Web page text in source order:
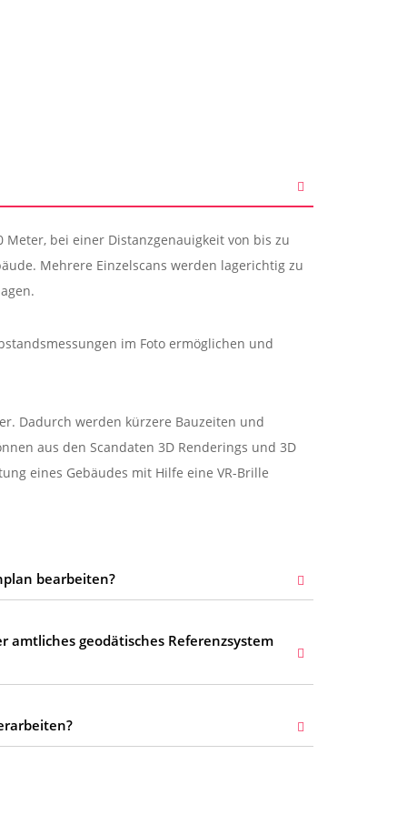
bei einer Distanzgenauigkeit von bis zu
Mehrere Einzelscans werden lagerichtig zu
im Foto ermöglichen und
Dadurch werden kürzere Bauzeiten und
aus den Scandaten 3D Renderings und 3D
eines Gebäudes mit Hilfe eine VR-Brille
bearbeiten?
geodätisches Referenzsystem